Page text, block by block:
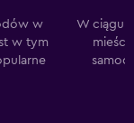
w
w tym
W ciągu